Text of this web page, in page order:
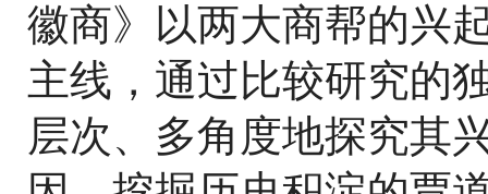
徽商》以两大商帮的兴
主线，通过比较研究的
层次、多角度地探究其